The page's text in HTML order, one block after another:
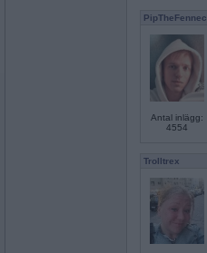
PipTheFennec
Antal inlägg:
4554
Trolltrex